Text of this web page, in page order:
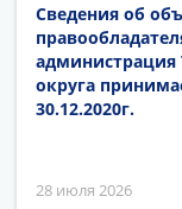
Сведения об
администрация
округа
30.12.2020г.
28 июля 2026